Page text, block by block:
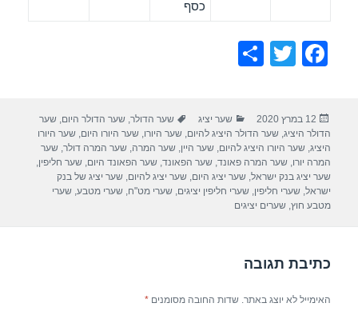
כסף
F
e
b
o
o
T
er
e
פורסם
בתאריך
12 במרץ 2020 קטגוריות
שער יציג תגיות
שער הדולר,שער הדולר היום,שער
הדולר היציג,שער הדולר היציג להיום,שער היורו,שער היורו היום,שער היורו
היציג,שער היורו היציג להיום,שער היין,שער המרה,שער המרה דולר,שער
המרה יורו,שער המרה פאונד,שער הפאונד,שער הפאונד היום,שער חליפין,
שער יציג בנק ישראל,שער יציג היום,שער יציג להיום,שער יציג של בנק
ישראל,שערי חליפין,שערי חליפין יציגים,שערי מט"ח,שערי מטבע,שערי
מטבע חוץ,שערים יציגים
כתיבת תגובה
האימייל לא יוצג באתר. שדות החובה מסומנים*